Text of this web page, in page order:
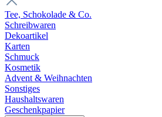
Tee, Schokolade & Co.
Schreibwaren
Dekoartikel
Karten
Schmuck
Kosmetik
Advent & Weihnachten
Sonstiges
Haushaltswaren
Geschenkpapier